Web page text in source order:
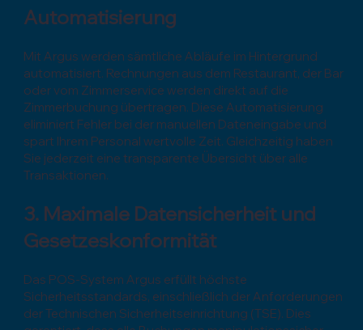
Automatisierung
Mit Argus werden sämtliche Abläufe im Hintergrund
automatisiert. Rechnungen aus dem Restaurant, der Bar
oder vom Zimmerservice werden direkt auf die
Zimmerbuchung übertragen. Diese Automatisierung
eliminiert Fehler bei der manuellen Dateneingabe und
spart Ihrem Personal wertvolle Zeit. Gleichzeitig haben
Sie jederzeit eine transparente Übersicht über alle
Transaktionen.
3. Maximale Datensicherheit und
Gesetzeskonformität
Das POS-System Argus erfüllt höchste
Sicherheitsstandards, einschließlich der Anforderungen
der Technischen Sicherheitseinrichtung (TSE). Dies